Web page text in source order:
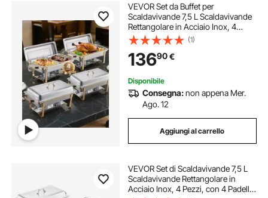
VEVOR Set da Buffet per
Scaldavivande 7,5 L Scaldavivande
Rettangolare in Acciaio Inox, 4
Pezzi, con 2 Teglie Grandi e 4
Mezze Teglie, con Coperchio e
Supporto per Teglia per Acqua, per
Feste, Oro
(1)
13690€
Disponibile
Consegna:non appena Mer.
Ago. 12
Aggiungi al carrello
VEVOR Set di Scaldavivande 7,5 L
Scaldavivande Rettangolare in
Acciaio Inox, 4 Pezzi, con 4 Padelle